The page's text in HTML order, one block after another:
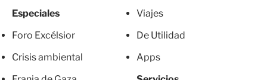
Especiales
Foro Excélsior
Crisis ambiental
Viajes
De Utilidad
Apps